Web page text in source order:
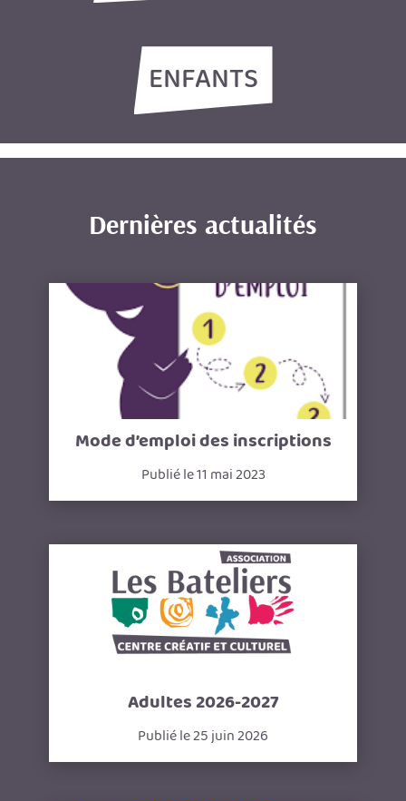
ENFANTS
Dernières actualités
Mode d’emploi des inscriptions
Publié le 11 mai 2023
Adultes 2026-2027
Publié le 25 juin 2026